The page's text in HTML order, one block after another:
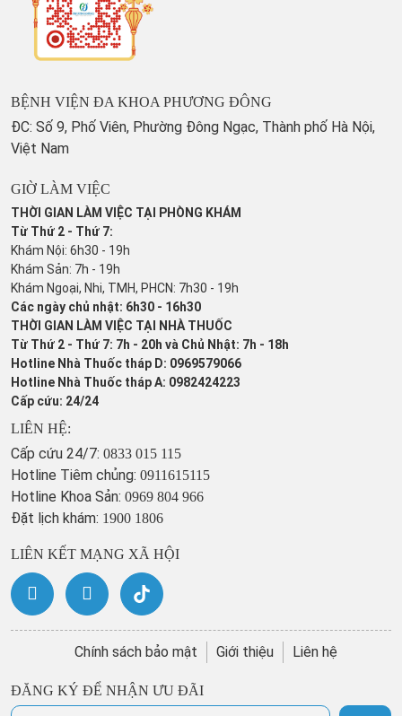
BỆNH VIỆN ĐA KHOA PHƯƠNG ĐÔNG
ĐC: Số 9, Phố Viên, Phường Đông Ngạc, Thành phố Hà Nội,
Việt Nam
GIỜ LÀM VIỆC
THỜI GIAN LÀM VIỆC TẠI PHÒNG KHÁM
Từ Thứ 2 - Thứ 7:
Khám Nội: 6h30 - 19h
Khám Sản: 7h - 19h
Khám Ngoại, Nhi, TMH, PHCN: 7h30 - 19h
Các ngày chủ nhật: 6h30 - 16h30
THỜI GIAN LÀM VIỆC TẠI NHÀ THUỐC
Từ Thứ 2 - Thứ 7: 7h - 20h và Chủ Nhật: 7h - 18h
Hotline Nhà Thuốc tháp D: 0969579066
Hotline Nhà Thuốc tháp A: 0982424223
Cấp cứu: 24/24
LIÊN HỆ:
Cấp cứu 24/7: 0833 015 115
Hotline Tiêm chủng: 0911615115
Hotline Khoa Sản: 0969 804 966
Đặt lịch khám: 1900 1806
LIÊN KẾT MẠNG XÃ HỘI
Chính sách bảo mật Giới thiệu Liên hệ
ĐĂNG KÝ ĐỂ NHẬN ƯU ĐÃI